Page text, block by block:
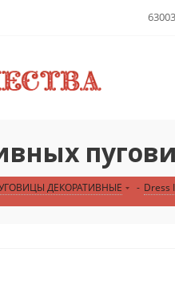
ДЕКОРАТИВНЫЕ - Dress